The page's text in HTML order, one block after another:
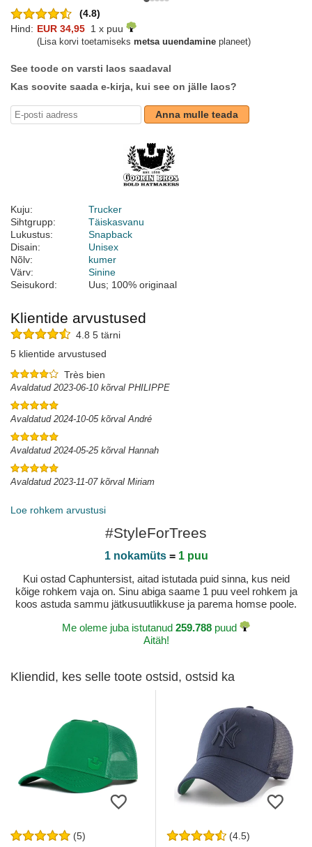
(4.8)
Hind: EUR 34,95 1 x puu
(Lisa korvi toetamiseks metsa uuendamine planeet)
See toode on varsti laos saadaval
Kas soovite saada e-kirja, kui see on jälle laos?
Anna mulle teada
Kuju:
Trucker
Sihtgrupp:
Täiskasvanu
Lukustus:
Snapback
Disain:
Unisex
Nõlv:
kumer
Värv:
Sinine
Seisukord:
Uus; 100% originaal
Klientide arvustused
4.8 5 tärni
5 klientide arvustused
Très bien
Avaldatud 2023-06-10 kõrval PHILIPPE
Avaldatud 2024-10-05 kõrval André
Avaldatud 2024-05-25 kõrval Hannah
Avaldatud 2023-11-07 kõrval Miriam
Loe rohkem arvustusi
#StyleForTrees
1 nokamüts= 1 puu
Kui ostad Caphuntersist, aitad istutada puid sinna, kus neid
kõige rohkem vaja on. Sinu abiga saame 1 puu veel rohkem ja
koos astuda sammu jätkusuutlikkuse ja parema homse poole.
Me oleme juba istutanud 259.788 puud
Aitäh!
Kliendid, kes selle toote ostsid, ostsid ka
(5) (4.5)